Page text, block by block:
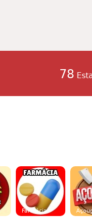
78
Farmácia